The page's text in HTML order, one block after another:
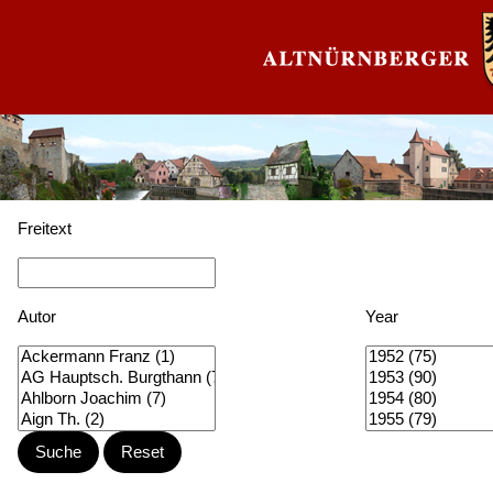
Freitext
Autor Year